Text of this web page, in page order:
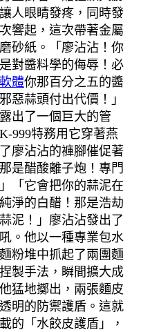
人眼睛發疼，同時發
響起，這次帶著金屬
砂紙。「廖沾沾！你
對醬料學的侮辱！必
體你那百分之五的醬
惡蒜頭付出代價！」
出了一個巨大的管
999特務用它穿著燕
廖沾沾的褲腳催促著
是醋酸離子炮！專門
「它會把你的蒜泥在
淨的白醋！那是浩劫
泥！」廖沾沾發出了
。他以一種專業包水
粉堆中抓起了兩團麵
製手法，瞬間擴大成
猛地擲出，兩張麵皮
明的防禦護盾。這就
的「水餃皮護盾」，